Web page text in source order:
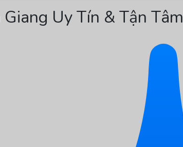
Uy Tín & Tận Tâm